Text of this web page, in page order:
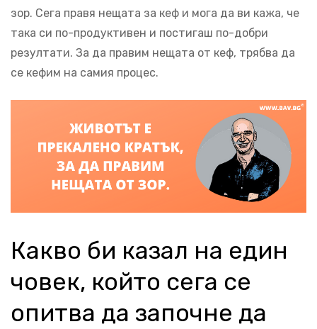
зор. Сега правя нещата за кеф и мога да ви кажа, че
така си по-продуктивен и постигаш по-добри
резултати. За да правим нещата от кеф, трябва да
се кефим на самия процес.
Какво би казал на един
човек, който сега се
опитва да започне да